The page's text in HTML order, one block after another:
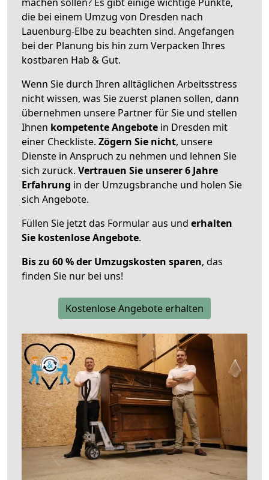
die bei einem Umzug von Dresden nach
Lauenburg-Elbe zu beachten sind. Angefangen
bei der Planung bis hin zum Verpacken Ihres
kostbaren Hab & Gut.
Wenn Sie durch Ihren alltäglichen Arbeitsstress
nicht wissen, was Sie zuerst planen sollen, dann
übernehmen unsere Partner für Sie und stellen
Ihnen kompetente Angebote in Dresden mit
einer Checkliste. Zögern Sie nicht, unsere
Dienste in Anspruch zu nehmen und lehnen Sie
sich zurück. Vertrauen Sie unserer 6 Jahre
Erfahrung in der Umzugsbranche und holen Sie
sich Angebote.
Füllen Sie jetzt das Formular aus und erhalten
Sie kostenlose Angebote.
Bis zu 60 % der Umzugskosten sparen, das
finden Sie nur bei uns!
Kostenlose Angebote erhalten